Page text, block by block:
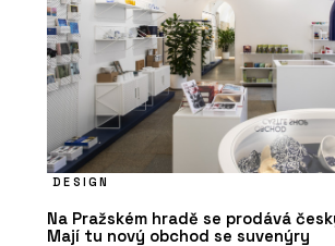
DESIGN
Na Pražském hradě se prodává
Mají tu nový obchod se suvenýry